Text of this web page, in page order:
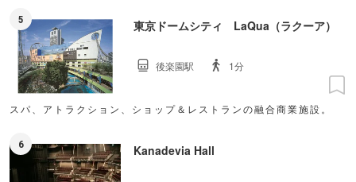
できる施設が集結。野球グッズやお土産のほか、人気ファッション
ブランドもそろいショッピングも充実。親子で一緒に楽しめる子供
の遊び場「アソボ～ノ！」、人気の6店舗が集まったフードコート
「GO-FUN」もおすすめ。冬はイルミネーションに訪れる人も多
い。［編集部コメント］
5 東京ドームシティ LaQua（ラクーア）
スパ、アトラクション、ショップ＆レストランの融合商業施設。
後楽園駅 1分
6 Kanadevia Hall